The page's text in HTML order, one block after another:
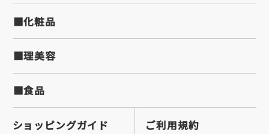
■化粧品
■理美容
■食品
ショッピングガイド ご利用規約